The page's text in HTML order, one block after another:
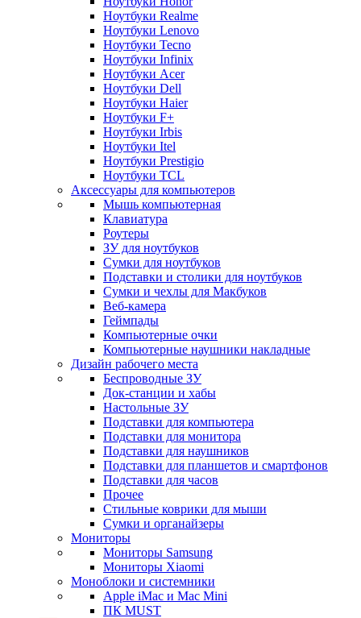
Ноутбуки Realme
Ноутбуки Lenovo
Ноутбуки Tecno
Ноутбуки Infinix
Ноутбуки Acer
Ноутбуки Dell
Ноутбуки Haier
Ноутбуки F+
Ноутбуки Irbis
Ноутбуки Itel
Ноутбуки Prestigio
Ноутбуки TCL
Аксессуары для компьютеров
Мышь компьютерная
Клавиатура
Роутеры
ЗУ для ноутбуков
Сумки для ноутбуков
Подставки и столики для ноутбуков
Сумки и чехлы для Макбуков
Веб-камера
Геймпады
Компьютерные очки
Компьютерные наушники накладные
Дизайн рабочего места
Беспроводные ЗУ
Док-станции и хабы
Настольные ЗУ
Подставки для компьютера
Подставки для монитора
Подставки для наушников
Подставки для планшетов и смартфонов
Подставки для часов
Прочее
Стильные коврики для мыши
Сумки и органайзеры
Мониторы
Мониторы Samsung
Мониторы Xiaomi
Моноблоки и системники
Apple iMac и Mac Mini
ПК MUST